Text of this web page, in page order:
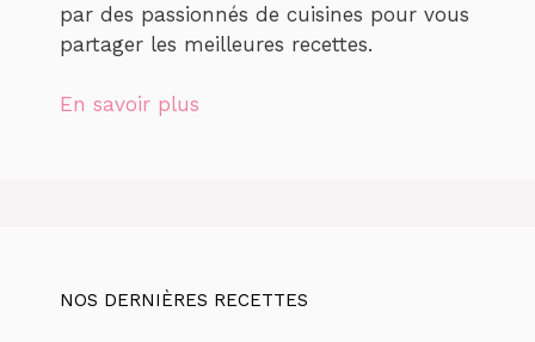
par des passionnés de cuisines pour vous
partager les meilleures recettes.
En savoir plus
NOS DERNIÈRES RECETTES